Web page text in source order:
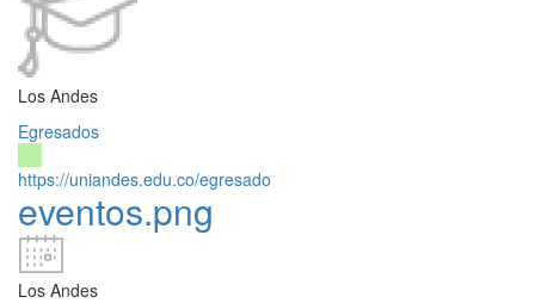
Los Andes
Egresados
https://uniandes.edu.co/egresado
eventos.png
Los Andes